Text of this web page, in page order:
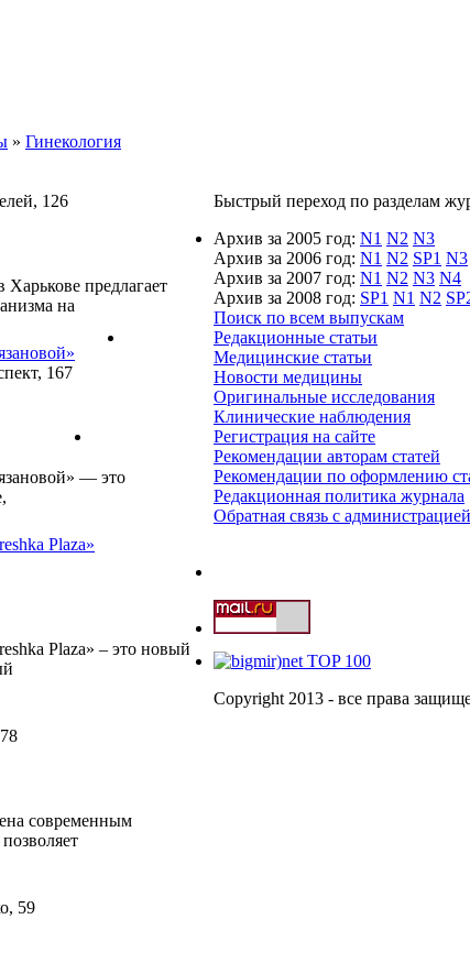
» Гинекология
126
предлагает
на
167
— это
Plaza»
Plaza» – это новый
современным
59
Быстрый переход по разделам
Архив за 2005 год: N1 N2 N3
Архив за 2006 год: N1 N2 SP1 N3
Архив за 2007 год: N1 N2 N3 N4
Архив за 2008 год: SP1 N1 N2
Поиск по всем выпускам
Редакционные статьи
Медицинские статьи
Новости медицины
Оригинальные исследования
Клинические наблюдения
Регистрация на сайте
Рекомендации авторам статей
Рекомендации по оформлению
Редакционная политика журнала
Обратная связь с администрацией
Copyright 2013 - все права